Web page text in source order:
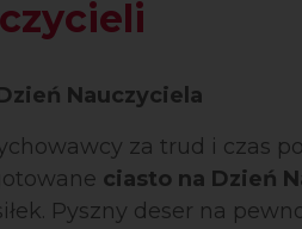
Nauczyciela
za trud i czas
ciasto na Dzień
Pyszny deser na